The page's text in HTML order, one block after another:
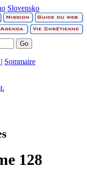
Slovensko
| Sommaire
128